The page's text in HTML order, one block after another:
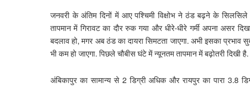
जनवरी के अंतिम दिनों में आए पश्चिमी विक्षोभ ने ठंड बढ़ने के सिलसिले
तापमान में गिरावट का दौर रुक गया और धीरे-धीरे गर्मी अपना असर
बदलाव हो, मगर अब ठंड का दायरा सिमटता जाएगा. अभी इसका
भी कम हो जाएगा. पिछले चौबीस घंटे में न्यूनतम तापमान में बढ़ोतरी दिखी है.
अंबिकापुर का सामान्य से 2 डिग्री अधिक और रायपुर का पारा 3.8